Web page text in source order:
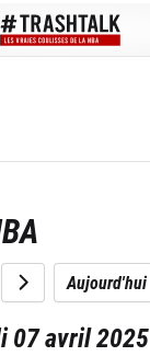
Aujourd'hui
07 avril 2025